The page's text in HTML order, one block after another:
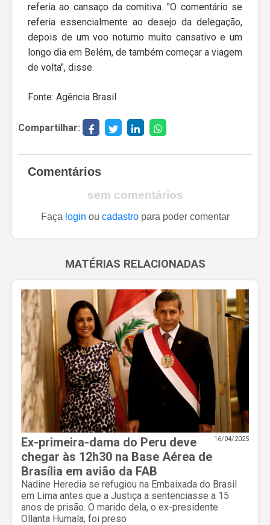
referia ao cansaço da comitiva. "O comentário se
referia essencialmente ao desejo da delegação,
depois de um voo noturno muito cansativo e um
longo dia em Belém, de também começar a viagem
de volta", disse.
Fonte: Agência Brasil
Compartilhar:
Comentários
sem comentários
Faça login ou cadastropara poder comentar
MATÉRIAS RELACIONADAS
16/04/2025
Ex-primeira-dama do Peru deve
chegar às 12h30 na Base Aérea de
Brasília em avião da FAB
Nadine Heredia se refugiou na Embaixada do Brasil
em Lima antes que a Justiça a sentenciasse a 15
anos de prisão. O marido dela, o ex-presidente
Ollanta Humala, foi preso